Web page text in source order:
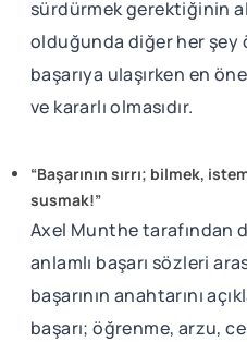
sürdürmek gerektiğinin
olduğunda diğer her şey
başarıya ulaşırken en
ve kararlı olmasıdır.
“Başarının sırrı; bilmek,
susmak!”
Axel Munthe tarafından
anlamlı başarı sözleri
başarının anahtarını
başarı; öğrenme, arzu,